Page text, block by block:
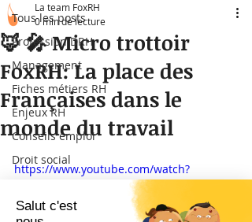
Tous les posts
Profession DRH
Management
Fiches métiers RH
Enjeux RH
Conseils emploi
Droit social
Event RH
🦊 🎤 Micro trottoir
FoxRH: La place des
Françaises dans le
monde du travail
La team FoxRH
0 min de lecture
https://www.youtube.com/watch?